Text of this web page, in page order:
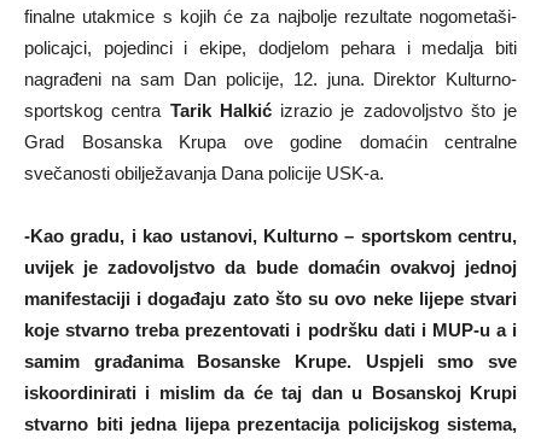
finalne utakmice s kojih će za najbolje rezultate nogometaši-
policajci, pojedinci i ekipe, dodjelom pehara i medalja biti
nagrađeni na sam Dan policije, 12. juna. Direktor Kulturno-
sportskog centra Tarik Halkićizrazio je zadovoljstvo što je
Grad Bosanska Krupa ove godine domaćin centralne
svečanosti obilježavanja Dana policije USK-a.
-Kao gradu, i kao ustanovi, Kulturno – sportskom centru,
uvijek je zadovoljstvo da bude domaćin ovakvoj jednoj
manifestaciji i događaju zato što su ovo neke lijepe stvari
koje stvarno treba prezentovati i podršku dati i MUP-u a i
samim građanima Bosanske Krupe. Uspjeli smo sve
iskoordinirati i mislim da će taj dan u Bosanskoj Krupi
stvarno biti jedna lijepa prezentacija policijskog sistema,